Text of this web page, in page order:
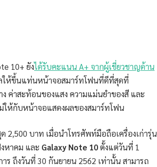
10+ ยังได้รับคะแนน A+ จากผู้เชี่ยวชาญด้าน
ให้ขึ้นแท่นหน้าจอสมาร์ทโฟนที่ดีที่สุดที่
ค่าสะท้อนของแสง ความแม่นยำของสี และ
ให้กับหน้าจอแสดงผลของสมาร์ทโฟน
2,500 บาท เมื่อนำโทรศัพท์มือถือเครื่องเก่ารุ่น
หาคม และ Galaxy Note 10ตั้งแต่วันที่ 1
ถึงวันที่ 30 กันยายน 2562 เท่านั้น สามารถ